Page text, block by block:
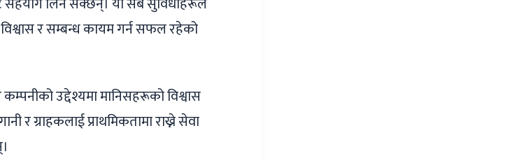
विश्वास र सम्बन्ध कायम गर्न सफल रहेको
उद्देश्यमा मानिसहरूको विश्वास
र ग्राहकलाई प्राथमिकतामा राख्ने सेवा